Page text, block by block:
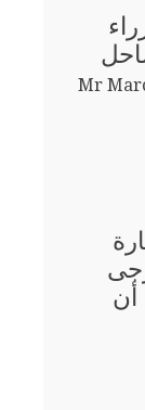
Mr
أن